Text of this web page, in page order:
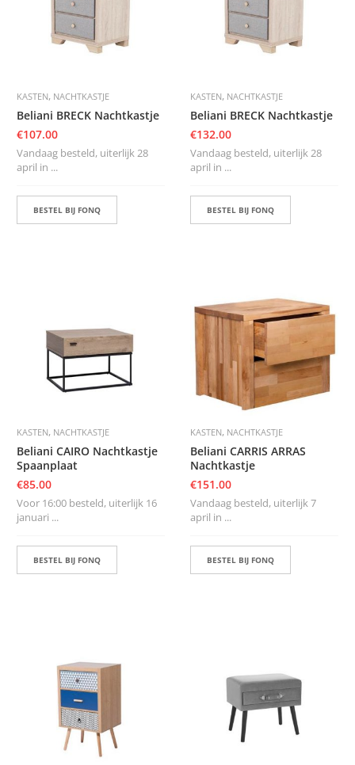
KASTEN, NACHTKASTJE
Beliani BRECK Nachtkastje
€107.00
Vandaag besteld, uiterlijk 28
april in ...
BESTEL BIJ FONQ
KASTEN, NACHTKASTJE
Beliani BRECK Nachtkastje
€132.00
Vandaag besteld, uiterlijk 28
april in ...
BESTEL BIJ FONQ
KASTEN, NACHTKASTJE
Beliani CAIRO Nachtkastje
Spaanplaat
€85.00
Voor 16:00 besteld, uiterlijk 16
januari ...
BESTEL BIJ FONQ
KASTEN, NACHTKASTJE
Beliani CARRIS ARRAS
Nachtkastje
€151.00
Vandaag besteld, uiterlijk 7
april in ...
BESTEL BIJ FONQ